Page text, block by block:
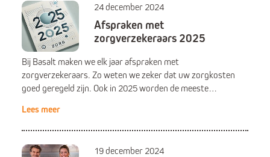
24 december 2024
Afspraken met
zorgverzekeraars 2025
Bij Basalt maken we elk jaar afspraken met
zorgverzekeraars. Zo weten we zeker dat uw zorgkosten
goed geregeld zijn. Ook in 2025 worden de meeste…
Lees meer
19 december 2024